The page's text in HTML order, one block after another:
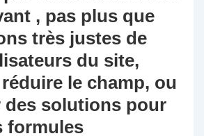
, pas plus que
très justes de
du site,
le champ, ou
des solutions pour
formules